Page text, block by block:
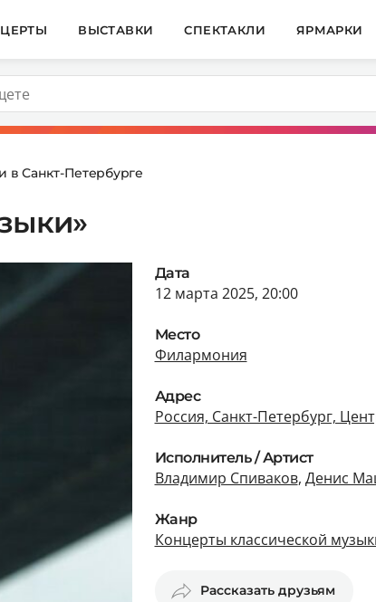
ВЫСТАВКИ СПЕКТАКЛИ ЯРМАРКИ
в Санкт-Петербурге
Дата
12 марта 2025, 20:00
Место
Филармония
Адрес
Россия, Санкт-Петербург,
Исполнитель / Артист
Владимир Спиваков, Денис
Жанр
Концерты классической
Рассказать друзьям